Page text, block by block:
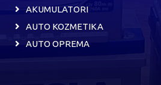
AKUMULATORI
AUTO KOZMETIKA
AUTO OPREMA